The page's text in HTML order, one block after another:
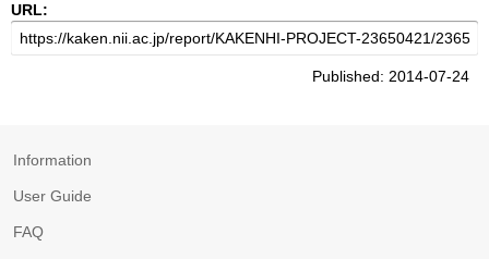
URL:
Published: 2014-07-24
Information
User Guide
FAQ